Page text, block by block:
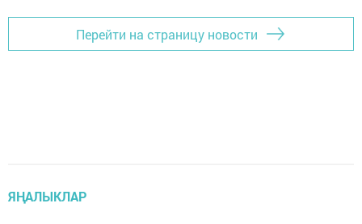
Перейти на страницу новости
ЯҢАЛЫКЛАР